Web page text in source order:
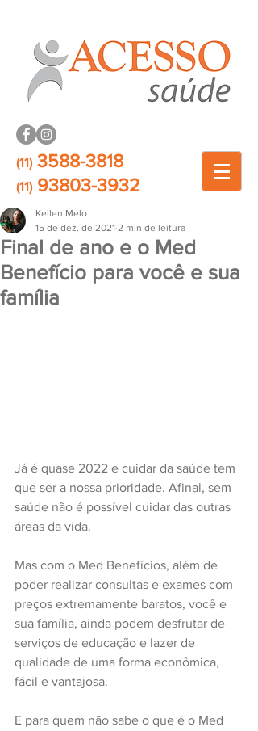
(11)3588-3818
(11)93803-3932
Final de ano e o Med
Benefício para você e sua
família
Kellen Melo
15 de dez. de 2021 2 min de leitura
Já é quase 2022 e cuidar da saúde tem
que ser a nossa prioridade. Afinal, sem
saúde não é possível cuidar das outras
áreas da vida.
Mas com o Med Benefícios, além de
poder realizar consultas e exames com
preços extremamente baratos, você e
sua família, ainda podem desfrutar de
serviços de educação e lazer de
qualidade de uma forma econômica,
fácil e vantajosa.
E para quem não sabe o que é o Med